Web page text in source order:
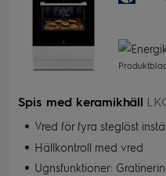
Spis med keramikhäll
Vred för fyra steglöst
Hällkontroll med vred
Ugnsfunktioner: Gratinering, Konventionell/traditionell